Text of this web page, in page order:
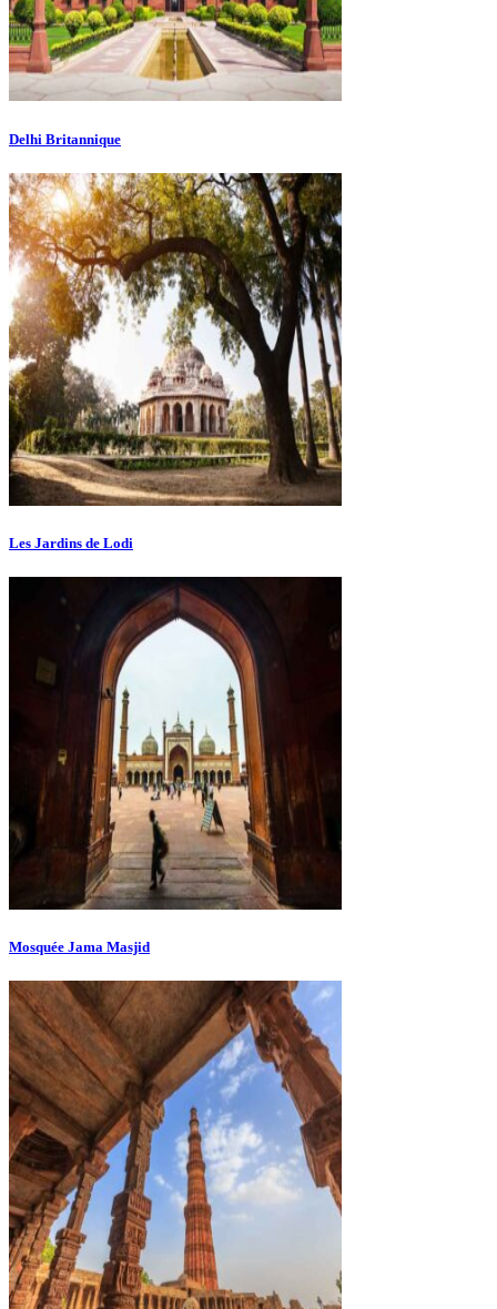
Delhi Britannique
Les Jardins de Lodi
Mosquée Jama Masjid